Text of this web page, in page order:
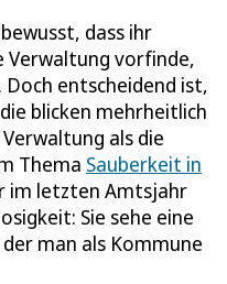
dass ihr
Verwaltung vorfinde,
Doch entscheidend ist,
blicken mehrheitlich
als die
Thema Sauberkeit in
im letzten Amtsjahr
Sie sehe eine
man als Kommune